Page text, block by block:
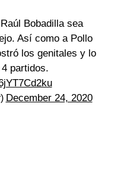
Bobadilla sea
Así como a Pollo
los genitales y lo
partidos.
December 24, 2020